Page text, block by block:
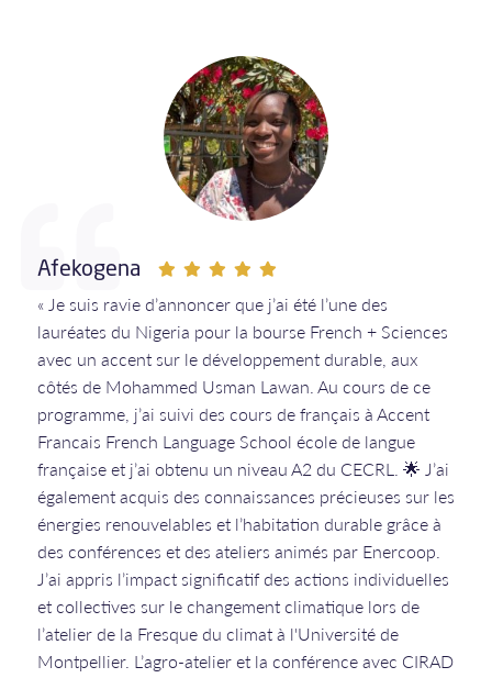
Afekogena
« Je suis ravie d’annoncer que j’ai été l’une des
lauréates du Nigeria pour la bourse French + Sciences
avec un accent sur le développement durable, aux
côtés de Mohammed Usman Lawan. Au cours de ce
programme, j’ai suivi des cours de français à Accent
Francais French Language School école de langue
française et j’ai obtenu un niveau A2 du CECRL. 🌟 J’ai
également acquis des connaissances précieuses sur les
énergies renouvelables et l’habitation durable grâce à
des conférences et des ateliers animés par Enercoop.
J’ai appris l’impact significatif des actions individuelles
et collectives sur le changement climatique lors de
l’atelier de la Fresque du climat à l'Université de
Montpellier. L’agro-atelier et la conférence avec CIRAD